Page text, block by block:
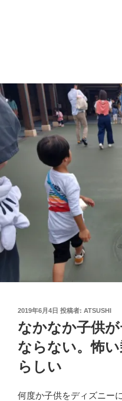
投
稿
日:
2019年6月4日 投稿者: ATSUSHI
なかなか子供
ならない。怖
らしい
何度か子供をディズニー